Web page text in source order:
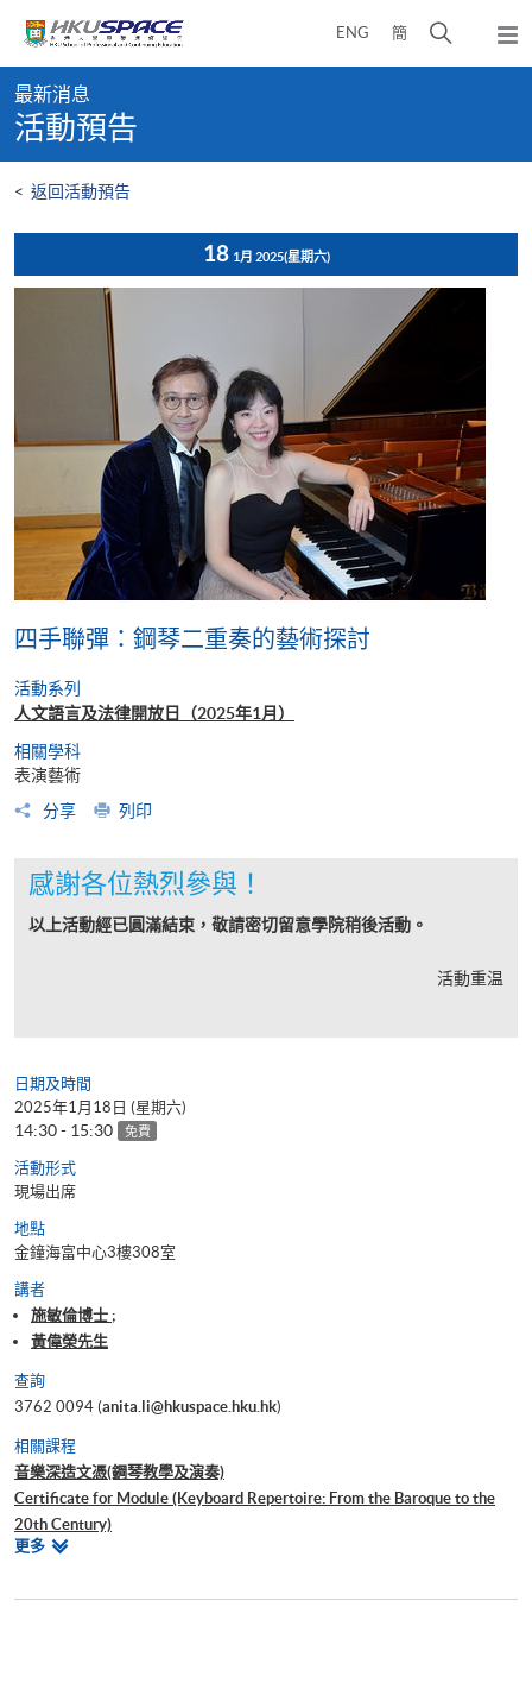
content
ENG 簡
開
彈
出
content
start
最新消息
活動預告
< 返回活動預告
18 1月 2025(星期六)
四手聯彈：鋼琴二重奏的藝術探討
活動系列
人文語言及法律開放日（2025年1月）
相關學科
表演藝術
分享
列印
感謝各位熱烈參與！
以上活動經已圓滿結束，敬請密切留意學院稍後活動。
活動重温
日期及時間
2025年1月18日 (星期六)
14:30 - 15:30 免費
活動形式
現場出席
地點
金鐘海富中心3樓308室
講者
施敏倫博士 ;
黃偉榮先生
查詢
3762 0094 (anita.li@hkuspace.hku.hk)
相關課程
音樂深造文憑(鋼琴教學及演奏)
Certificate for Module (Keyboard Repertoire: From the Baroque to the
20th Century)
Certificate for Module (Advanced Piano Pedagogy)
Practice)
更多相